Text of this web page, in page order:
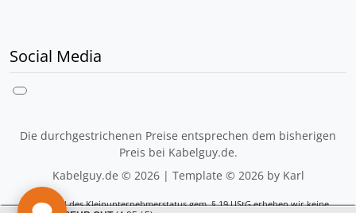
Social Media
Die durchgestrichenen Preise entsprechen dem bisherigen
Preis bei Kabelguy.de.
Kabelguy.de © 2026 | Template © 2026 by Karl
Aufgrund des Kleinunternehmerstatus gem. § 19 UStG erheben wir keine